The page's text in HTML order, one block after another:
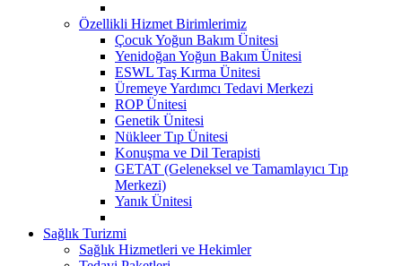
Özellikli Hizmet Birimlerimiz
Çocuk Yoğun Bakım Ünitesi
Yenidoğan Yoğun Bakım Ünitesi
ESWL Taş Kırma Ünitesi
Üremeye Yardımcı Tedavi Merkezi
ROP Ünitesi
Genetik Ünitesi
Nükleer Tıp Ünitesi
Konuşma ve Dil Terapisti
GETAT (Geleneksel ve Tamamlayıcı Tıp
Merkezi)
Yanık Ünitesi
Sağlık Turizmi
Sağlık Hizmetleri ve Hekimler